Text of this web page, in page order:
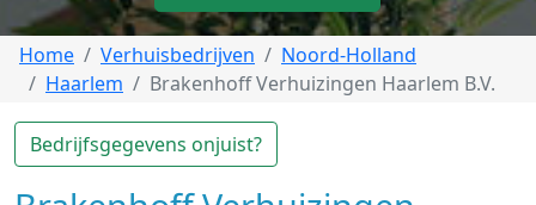
Home Verhuisbedrijven
Noord-Holland
Haarlem
Brakenhoff Verhuizingen Haarlem B.V.
Bedrijfsgegevens onjuist?